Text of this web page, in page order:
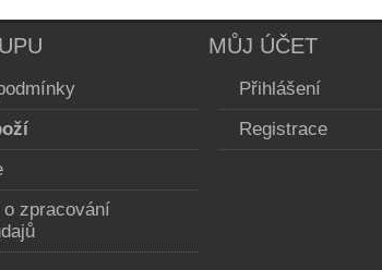
zpracování
MŮJ ÚČET
Přihlášení
Registrace